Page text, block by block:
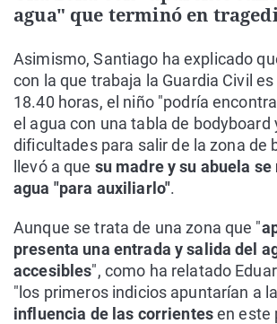
agua" que terminó en
Asimismo, Santiago ha explicado
con la que trabaja la Guardia Civil
18.40 horas, el niño "podría
el agua con una tabla de bodyboard
dificultades para salir de la zona de
llevó a que su madre y su abuela se
agua "para auxiliarlo".
Aunque se trata de una zona que "
presenta una entrada y salida del
accesibles", como ha relatado
"los primeros indicios apuntarían a la
influencia de las corrientesen este